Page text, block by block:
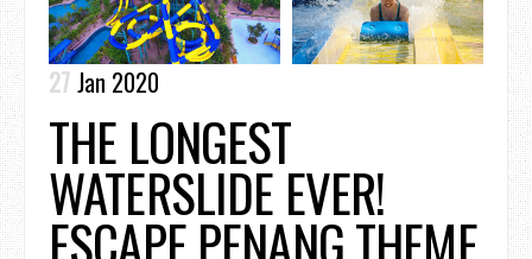
27 Jan 2020
THE LONGEST
WATERSLIDE EVER!
ESCAPE PENANG THEME